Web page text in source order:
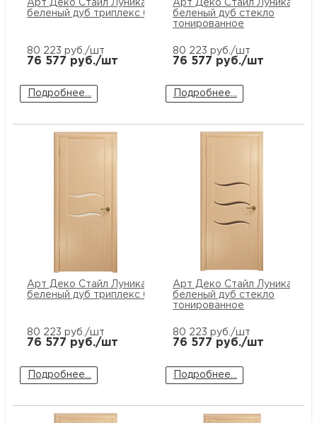
Арт Деко Стайл Луника-1
беленый дуб триплекс белый
80 223 руб./шт
76 577 руб./шт
Подробнее...
Арт Деко Стайл Луника-2
беленый дуб стекло
тонированное
80 223 руб./шт
76 577 руб./шт
Подробнее...
Арт Деко Стайл Луника-2
беленый дуб триплекс белый
80 223 руб./шт
76 577 руб./шт
Подробнее...
Арт Деко Стайл Луника-3
беленый дуб стекло
тонированное
80 223 руб./шт
76 577 руб./шт
Подробнее...